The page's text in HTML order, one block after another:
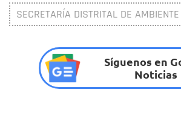
SECRETARÍA DISTRITAL DE
Síguenos en
Noticias